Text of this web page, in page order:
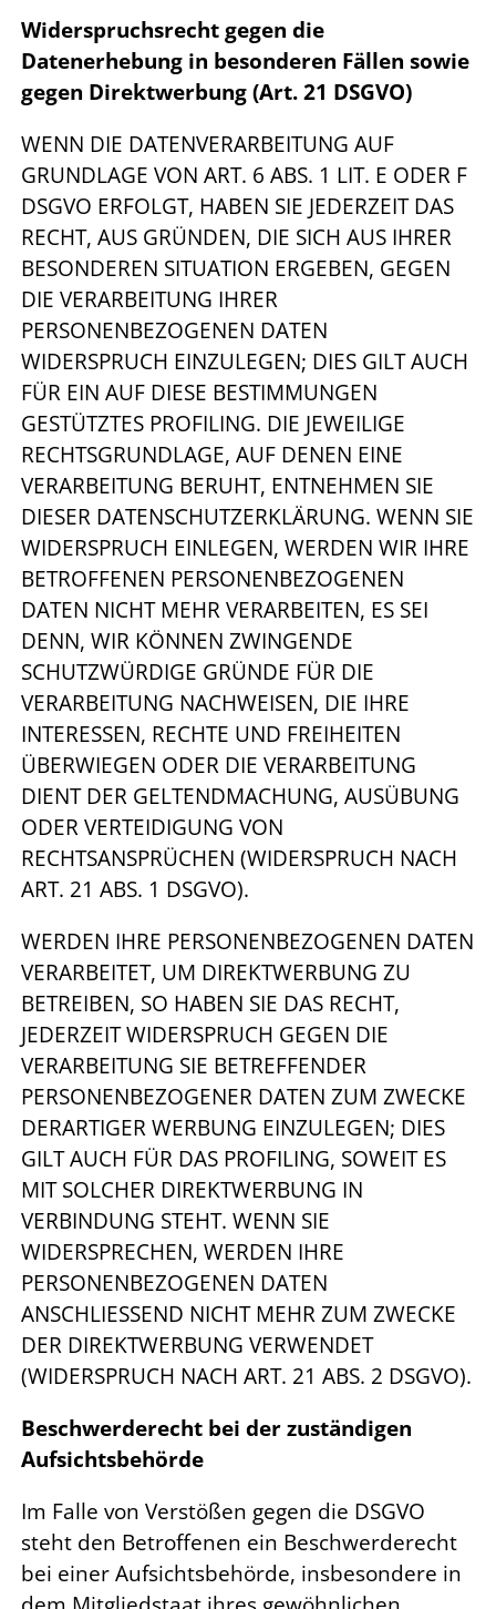
Widerspruchsrecht gegen die
Datenerhebung in besonderen Fällen sowie
gegen Direktwerbung (Art. 21 DSGVO)
WENN DIE DATENVERARBEITUNG AUF
GRUNDLAGE VON ART. 6 ABS. 1 LIT. E ODER F
DSGVO ERFOLGT, HABEN SIE JEDERZEIT DAS
RECHT, AUS GRÜNDEN, DIE SICH AUS IHRER
BESONDEREN SITUATION ERGEBEN, GEGEN
DIE VERARBEITUNG IHRER
PERSONENBEZOGENEN DATEN
WIDERSPRUCH EINZULEGEN; DIES GILT AUCH
FÜR EIN AUF DIESE BESTIMMUNGEN
GESTÜTZTES PROFILING. DIE JEWEILIGE
RECHTSGRUNDLAGE, AUF DENEN EINE
VERARBEITUNG BERUHT, ENTNEHMEN SIE
DIESER DATENSCHUTZERKLÄRUNG. WENN SIE
WIDERSPRUCH EINLEGEN, WERDEN WIR IHRE
BETROFFENEN PERSONENBEZOGENEN
DATEN NICHT MEHR VERARBEITEN, ES SEI
DENN, WIR KÖNNEN ZWINGENDE
SCHUTZWÜRDIGE GRÜNDE FÜR DIE
VERARBEITUNG NACHWEISEN, DIE IHRE
INTERESSEN, RECHTE UND FREIHEITEN
ÜBERWIEGEN ODER DIE VERARBEITUNG
DIENT DER GELTENDMACHUNG, AUSÜBUNG
ODER VERTEIDIGUNG VON
RECHTSANSPRÜCHEN (WIDERSPRUCH NACH
ART. 21 ABS. 1 DSGVO).
WERDEN IHRE PERSONENBEZOGENEN DATEN
VERARBEITET, UM DIREKTWERBUNG ZU
BETREIBEN, SO HABEN SIE DAS RECHT,
JEDERZEIT WIDERSPRUCH GEGEN DIE
VERARBEITUNG SIE BETREFFENDER
PERSONENBEZOGENER DATEN ZUM ZWECKE
DERARTIGER WERBUNG EINZULEGEN; DIES
GILT AUCH FÜR DAS PROFILING, SOWEIT ES
MIT SOLCHER DIREKTWERBUNG IN
VERBINDUNG STEHT. WENN SIE
WIDERSPRECHEN, WERDEN IHRE
PERSONENBEZOGENEN DATEN
ANSCHLIESSEND NICHT MEHR ZUM ZWECKE
DER DIREKTWERBUNG VERWENDET
(WIDERSPRUCH NACH ART. 21 ABS. 2 DSGVO).
Beschwerderecht bei der zuständigen
Aufsichtsbehörde
Im Falle von Verstößen gegen die DSGVO
steht den Betroffenen ein Beschwerderecht
bei einer Aufsichtsbehörde, insbesondere in